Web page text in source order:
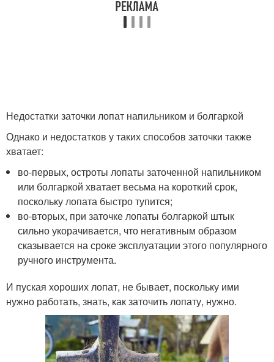
Недостатки заточки лопат напильником и болгаркой
Однако и недостатков у таких способов заточки также
хватает:
во-первых, остроты лопаты заточенной напильником
или болгаркой хватает весьма на короткий срок,
поскольку лопата быстро тупится;
во-вторых, при заточке лопаты болгаркой штык
сильно укорачивается, что негативным образом
сказывается на сроке эксплуатации этого популярного
ручного инструмента.
И пуская хороших лопат, не бывает, поскольку ими
нужно работать, знать, как заточить лопату, нужно.